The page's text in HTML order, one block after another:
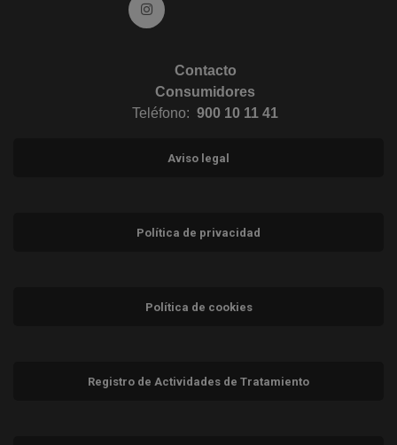
Ir a Instagram (abre en ventana nueva)
Contacto
Consumidores
Teléfono: 900 10 11 41
Aviso legal
Política de privacidad
Política de cookies
Registro de Actividades de Tratamiento